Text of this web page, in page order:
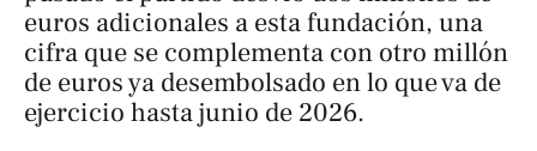
euros adicionales a esta fundación, una
cifra que se complementa con otro millón
de euros ya desembolsado en lo que va de
ejercicio hasta junio de 2026.